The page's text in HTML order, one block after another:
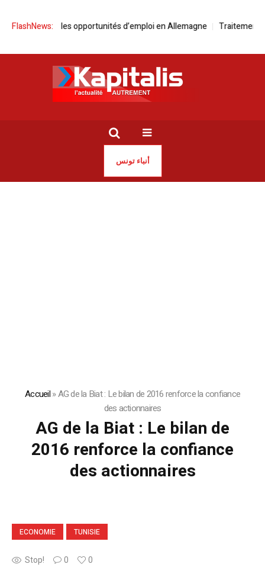
FlashNews:
par les opportunités d’emploi en Allemagne Traitement
أنباء تونس
Accueil»AG de la Biat : Le bilan de 2016 renforce la confiance
des actionnaires
AG de la Biat : Le bilan de
2016 renforce la confiance
des actionnaires
ECONOMIE TUNISIE
Stop! 0 0